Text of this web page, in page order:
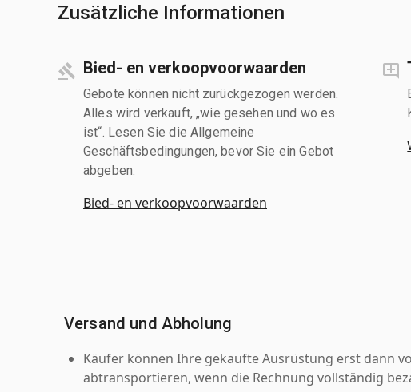
Zusätzliche Informationen
Bied- en verkoopvoorwaarden
Gebote können nicht zurückgezogen werden.
Alles wird verkauft, „wie gesehen und wo es
ist“. Lesen Sie die Allgemeine
Geschäftsbedingungen, bevor Sie ein Gebot
abgeben.
Bied- en verkoopvoorwaarden
Versand und Abholung
Käufer können Ihre gekaufte Ausrüstung erst dann
abtransportieren, wenn die Rechnung vollständig